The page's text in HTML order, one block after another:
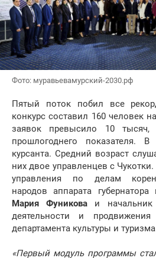
Фото: муравьевамурский-2030.рф
Пятый поток побил все
конкурс составил 160 человек
заявок превысило 10
прошлогоднего показателя.
курсанта. Средний возраст
них двое управленцев с
управления по делам
народов аппарата
Мария Фуникова и начальник
деятельности и продвижения
департамента культуры и туризма
«Первый модуль программы